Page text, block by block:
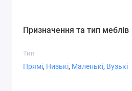
Призначення та тип меблів
Тип
Прямі, Низькі, Маленькі, Вузькі